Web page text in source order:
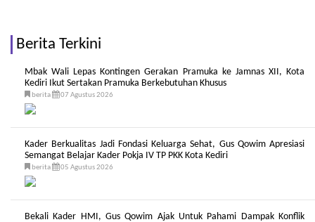
Berita Terkini
Mbak Wali Lepas Kontingen Gerakan Pramuka ke Jamnas XII, Kota
Kediri Ikut Sertakan Pramuka Berkebutuhan Khusus
berita 07 Agustus 2026
Kader Berkualitas Jadi Fondasi Keluarga Sehat, Gus Qowim Apresiasi
Semangat Belajar Kader Pokja IV TP PKK Kota Kediri
berita 05 Agustus 2026
Bekali Kader HMI, Gus Qowim Ajak Untuk Pahami Dampak Konflik